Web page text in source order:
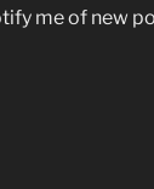
me of new